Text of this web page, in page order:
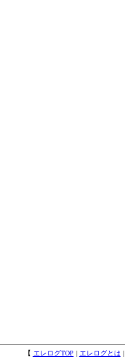
【 エレログTOP | エレログとは